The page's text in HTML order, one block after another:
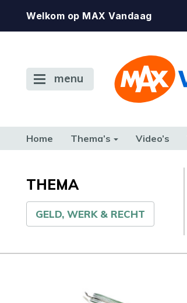
Welkom op MAX Vandaag
menu
Home Thema’s Video’s
TERUG NAAR TOEN
THEMA
GELD, WERK & RECHT